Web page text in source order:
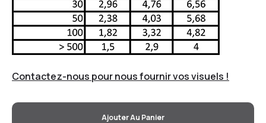
Contactez-nous pour nous fournir vos visuels !
Ajouter Au Panier